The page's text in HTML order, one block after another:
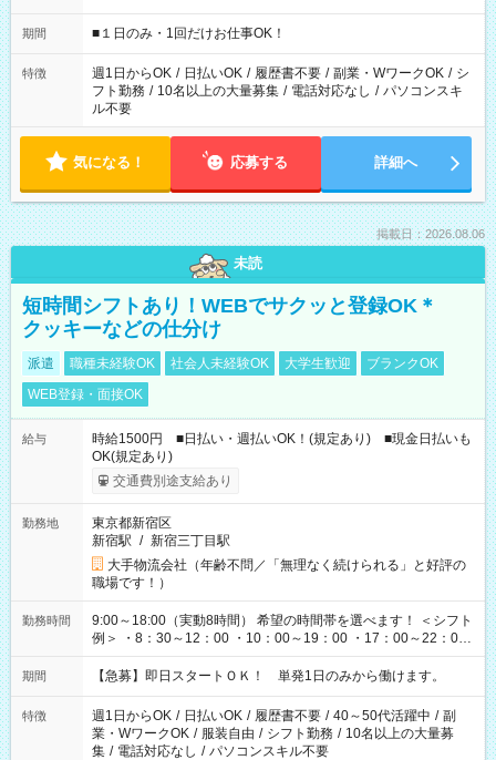
etc ★最短で3時間で5,120円のお仕事から 15時間で2万円近く稼
げるお仕事も！ ご希望のお時間に合わせてご紹介！ ※シフトは
ください！
期間 ■１日のみ・1回だけお仕事OK！
特徴 週1日からOK / 日払いOK / 履歴書不要 / 副業・WワークOK / シ
フト勤務 / 10名以上の大量募集 / 電話対応なし / パソコンスキ
ル不要
気になる！ 応募する 詳細へ
掲載日：2026.08.06
未読
短時間シフトあり！WEBでサクッと登録OK＊
クッキーなどの仕分け
派遣 職種未経験OK 社会人未経験OK 大学生歓迎
ブランクOK
WEB登録・面接OK
給与
時給1500円 ■日払い・週払いOK！(規定あり) ■現金日払いも
OK(規定あり)
交通費別途支給あり
勤務地
東京都新宿区
新宿駅 / 新宿三丁目駅
大手物流会社（年齢不問／「無理なく続けられる」と好評の
職場です！）
勤務時間
9:00～18:00（実動8時間） 希望の時間帯を選べます！ ＜シフト
例＞ ・8：30～12：00 ・10：00～19：00 ・17：00～22：00
・13：00～22：00 ・22：00～翌6：00 など
期間 【急募】即日スタートＯＫ！ 単発1日のみから働けます。
特徴 週1日からOK / 日払いOK / 履歴書不要 / 40～50代活躍中 / 副
業・WワークOK / 服装自由 / シフト勤務 / 10名以上の大量募
集 / 電話対応なし / パソコンスキル不要